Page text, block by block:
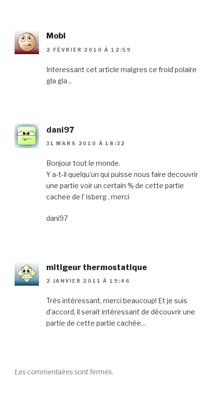
Mobi
2 FÉVRIER 2010 À 12:59
Interessant cet article malgres ce froid polaire
gla gla ..
dani97
31 MARS 2010 À 18:32
Bonjour tout le monde.
Y a-t-il quelqu’un qui puisse nous faire decouvrir
une partie voir un certain % de cette partie
cachee de l’ isberg , merci
dani97
mitigeur thermostatique
2 JANVIER 2011 À 19:46
Très intéressant, merci beaucoup! Et je suis
d’accord, il serait intéressant de découvrir une
partie de cette partie cachée…
Les commentaires sont fermés.